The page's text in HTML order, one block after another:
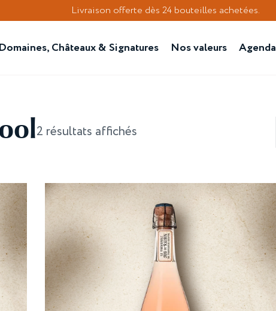
Livraison offerte dès 24 bouteilles achetées.
Châteaux & Signatures Nos valeurs Agenda
2 résultats affichés